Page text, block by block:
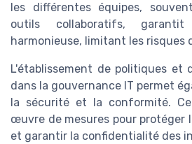
les différentes équipes,
outils collaboratifs,
harmonieuse, limitant les risques
L'établissement de politiques et
dans la gouvernance IT permet
la sécurité et la conformité.
œuvre de mesures pour protéger
et garantir la confidentialité des